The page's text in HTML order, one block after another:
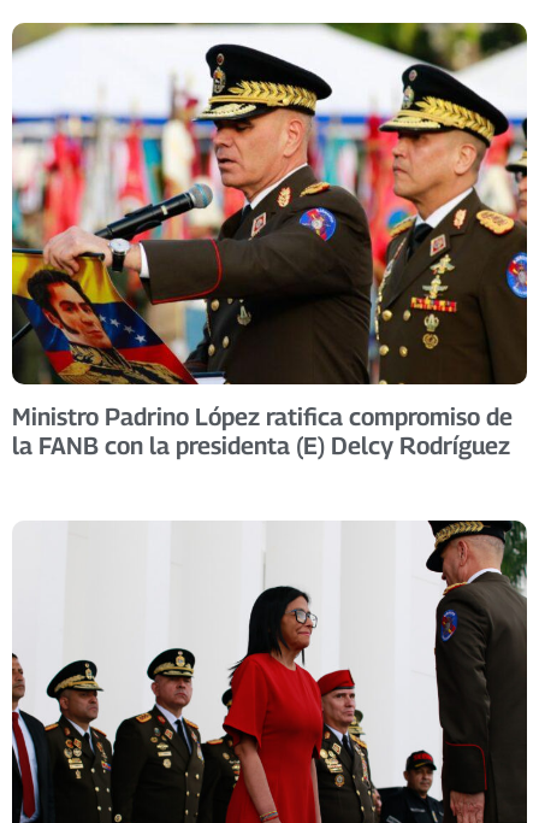
Ministro Padrino López ratifica compromiso de
la FANB con la presidenta (E) Delcy Rodríguez